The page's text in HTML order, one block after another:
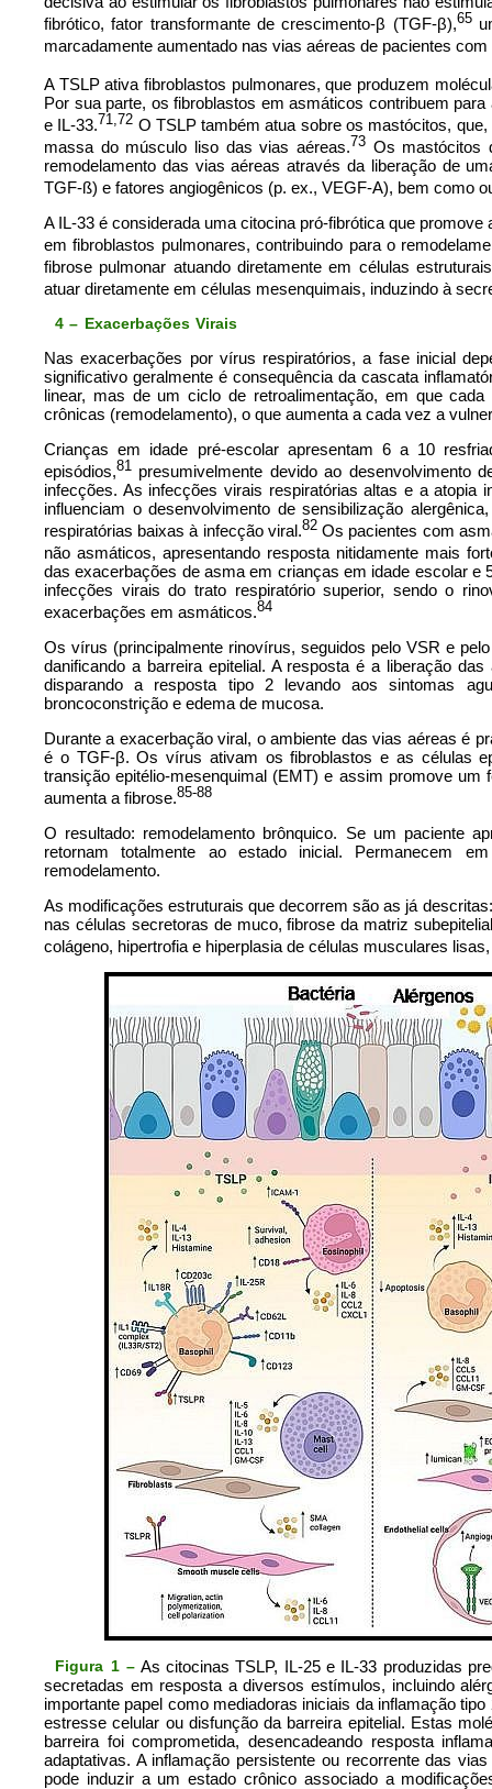
fibrótico, fator transformante de crescimento-β (TGF-β),65
marcadamente aumentado nas vias aéreas de pacientes
A TSLP ativa fibroblastos pulmonares, que produzem
Por sua parte, os fibroblastos em asmáticos contribuem
e IL-33. 71,72 O TSLP também atua sobre os mastócitos,
massa do músculo liso das vias aéreas. 73 Os mastócitos
remodelamento das vias aéreas através da liberação de
TGF-ß) e fatores angiogênicos (p. ex., VEGF-A), bem como
A IL-33 é considerada uma citocina pró-fibrótica que
em fibroblastos pulmonares, contribuindo para o
fibrose pulmonar atuando diretamente em células
atuar diretamente em células mesenquimais, induzindo à
4 – Exacerbações Virais
Nas exacerbações por vírus respiratórios, a fase inicial
significativo geralmente é consequência da cascata
linear, mas de um ciclo de retroalimentação, em que
crônicas (remodelamento), o que aumenta a cada vez a
Crianças em idade pré-escolar apresentam 6 a 10
episódios,81 presumivelmente devido ao desenvolvimento
infecções. As infecções virais respiratórias altas e a atopia
influenciam o desenvolvimento de sensibilização
respiratórias baixas à infecção viral.82Os pacientes com
não asmáticos, apresentando resposta nitidamente mais
das exacerbações de asma em crianças em idade escolar
infecções virais do trato respiratório superior, sendo o
exacerbações em asmáticos.84
Os vírus (principalmente rinovírus, seguidos pelo VSR e
danificando a barreira epitelial. A resposta é a liberação
disparando a resposta tipo 2 levando aos sintomas
broncoconstrição e edema de mucosa.
Durante a exacerbação viral, o ambiente das vias aéreas é
é o TGF-β. Os vírus ativam os fibroblastos e as células
transição epitélio-mesenquimal (EMT) e assim promove um
aumenta a fibrose.85-88
O resultado: remodelamento brônquico. Se um paciente
retornam totalmente ao estado inicial. Permanecem
remodelamento.
As modificações estruturais que decorrem são as já
nas células secretoras de muco, fibrose da matriz
colágeno, hipertrofia e hiperplasia de células musculares
Figura 1 – As citocinas TSLP, IL-25 e IL-33 produzidas
secretadas em resposta a diversos estímulos, incluindo
importante papel como mediadoras iniciais da inflamação
estresse celular ou disfunção da barreira epitelial. Estas
barreira foi comprometida, desencadeando resposta
adaptativas. A inflamação persistente ou recorrente das
pode induzir a um estado crônico associado a